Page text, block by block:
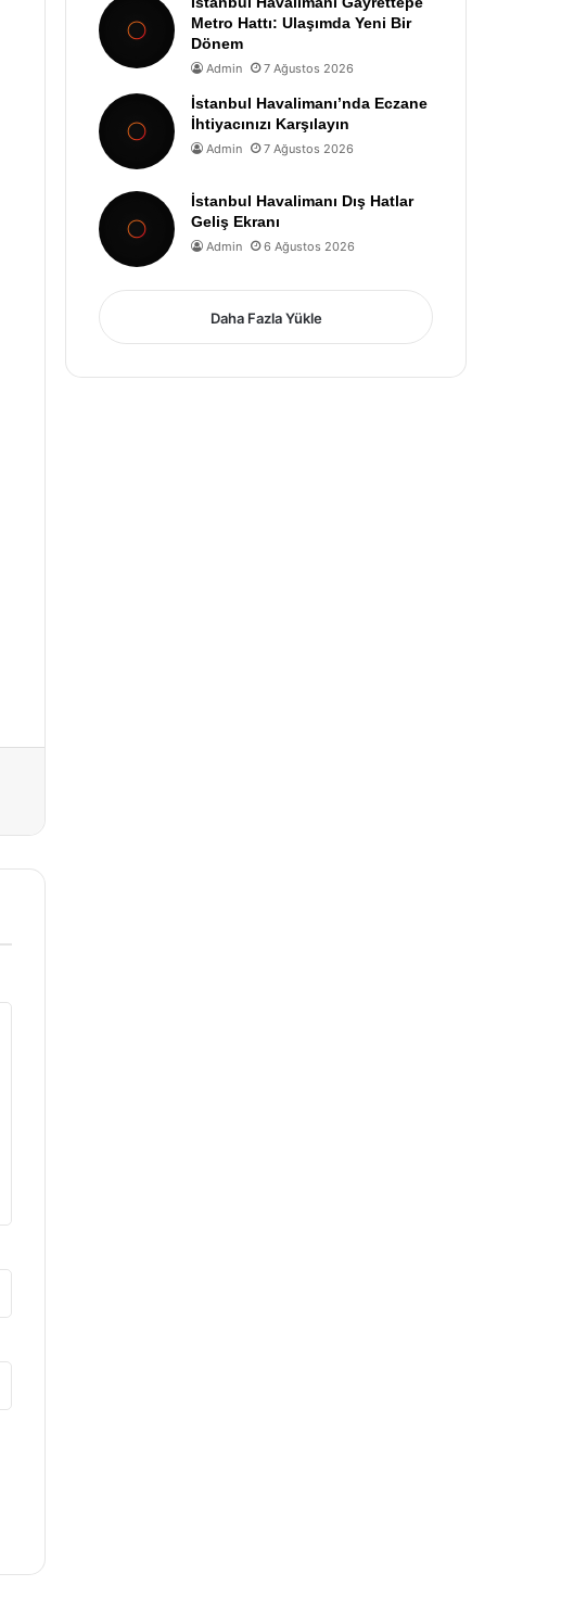
Metro Hattı: Ulaşımda Yeni Bir
Dönem
Admin 7 Ağustos 2026
İstanbul Havalimanı’nda Eczane
İhtiyacınızı Karşılayın
Admin 7 Ağustos 2026
İstanbul Havalimanı Dış Hatlar
Geliş Ekranı
Admin 6 Ağustos 2026
Daha Fazla Yükle